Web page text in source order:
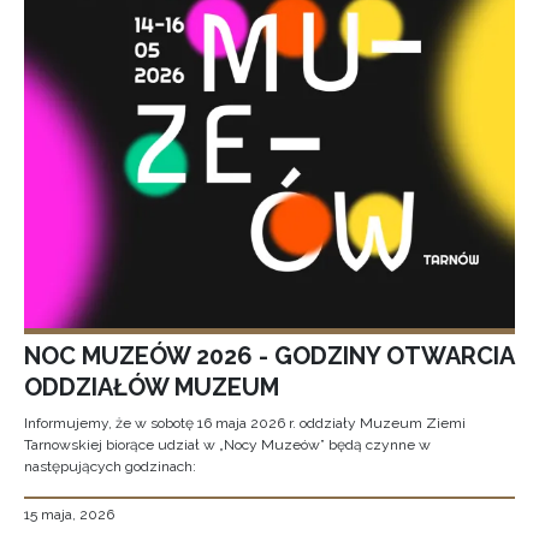
NOC MUZEÓW 2026 - GODZINY OTWARCIA
ODDZIAŁÓW MUZEUM
Informujemy, że w sobotę 16 maja 2026 r. oddziały Muzeum Ziemi
Tarnowskiej biorące udział w „Nocy Muzeów” będą czynne w
następujących godzinach:
15 maja, 2026